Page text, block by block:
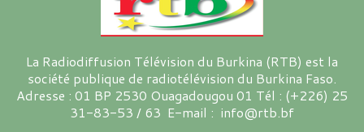
La Radiodiffusion Télévision du Burkina (RTB) est la
société publique de radiotélévision du Burkina Faso.
Adresse : 01 BP 2530 Ouagadougou 01 Tél : (+226) 25
31-83-53 / 63 E-mail : info@rtb.bf